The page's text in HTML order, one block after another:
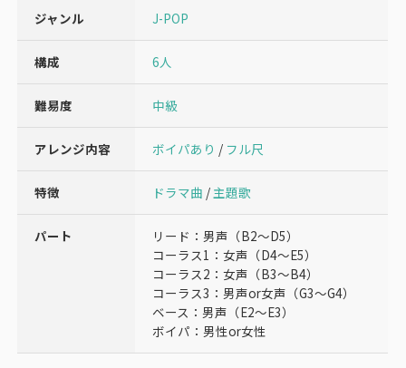
ジャンル J-POP
構成 6人
難易度 中級
アレンジ内容 ボイパあり / フル尺
特徴 ドラマ曲 / 主題歌
パート
リード：男声（B2～D5）
コーラス1：女声（D4～E5）
コーラス2：女声（B3～B4）
コーラス3：男声or女声（G3～G4）
ベース：男声（E2～E3）
ボイパ：男性or女性